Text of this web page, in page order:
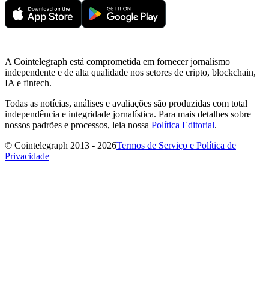
A Cointelegraph está comprometida em fornecer jornalismo
independente e de alta qualidade nos setores de cripto, blockchain,
IA e fintech.
Todas as notícias, análises e avaliações são produzidas com total
independência e integridade jornalística. Para mais detalhes sobre
nossos padrões e processos, leia nossa Política Editorial.
© Cointelegraph 2013 - 2026Termos de Serviço e Política de
Privacidade